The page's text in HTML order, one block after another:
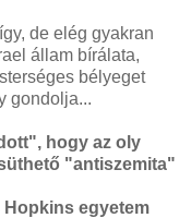
de elég gyakran
állam bírálata,
bélyeget
gondolja...
hogy az oly
"antiszemita"
egyetem